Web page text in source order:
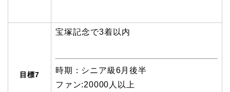
目標7
宝塚記念で3着以内
時期：シニア級6月後半
ファン:20000人以上